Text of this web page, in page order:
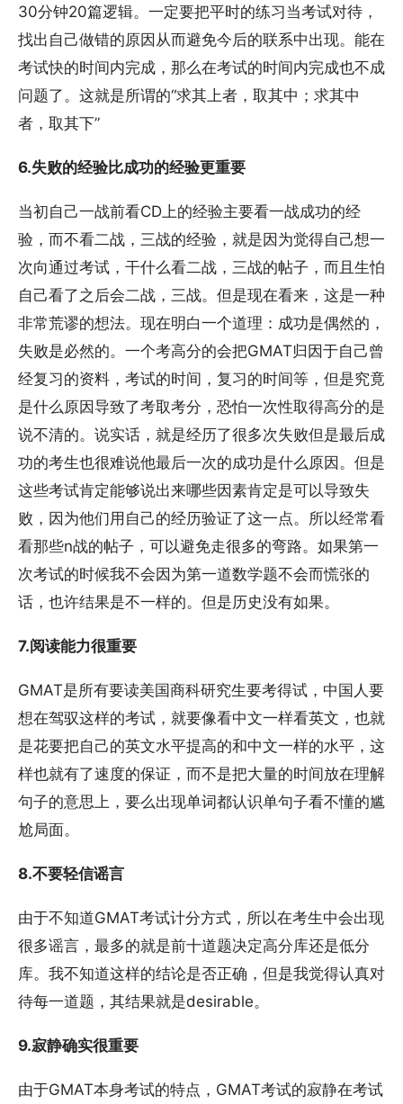
30分钟20篇逻辑。一定要把平时的练习当考试对待，
找出自己做错的原因从而避免今后的联系中出现。能在
考试快的时间内完成，那么在考试的时间内完成也不成
问题了。这就是所谓的“求其上者，取其中；求其中
者，取其下”
6.失败的经验比成功的经验更重要
当初自己一战前看CD上的经验主要看一战成功的经
验，而不看二战，三战的经验，就是因为觉得自己想一
次向通过考试，干什么看二战，三战的帖子，而且生怕
自己看了之后会二战，三战。但是现在看来，这是一种
非常荒谬的想法。现在明白一个道理：成功是偶然的，
失败是必然的。一个考高分的会把GMAT归因于自己曾
经复习的资料，考试的时间，复习的时间等，但是究竟
是什么原因导致了考取考分，恐怕一次性取得高分的是
说不清的。说实话，就是经历了很多次失败但是最后成
功的考生也很难说他最后一次的成功是什么原因。但是
这些考试肯定能够说出来哪些因素肯定是可以导致失
败，因为他们用自己的经历验证了这一点。所以经常看
看那些n战的帖子，可以避免走很多的弯路。如果第一
次考试的时候我不会因为第一道数学题不会而慌张的
话，也许结果是不一样的。但是历史没有如果。
7.阅读能力很重要
GMAT是所有要读美国商科研究生要考得试，中国人要
想在驾驭这样的考试，就要像看中文一样看英文，也就
是花要把自己的英文水平提高的和中文一样的水平，这
样也就有了速度的保证，而不是把大量的时间放在理解
句子的意思上，要么出现单词都认识单句子看不懂的尴
尬局面。
8.不要轻信谣言
由于不知道GMAT考试计分方式，所以在考生中会出现
很多谣言，最多的就是前十道题决定高分库还是低分
库。我不知道这样的结论是否正确，但是我觉得认真对
待每一道题，其结果就是desirable。
9.寂静确实很重要
由于GMAT本身考试的特点，GMAT考试的寂静在考试